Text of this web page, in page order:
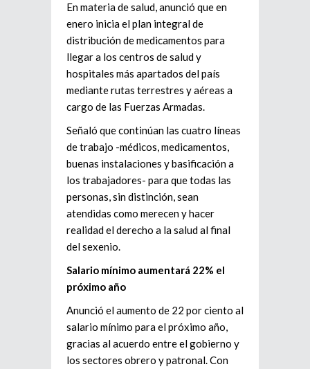
En materia de salud, anunció que en
enero inicia el plan integral de
distribución de medicamentos para
llegar a los centros de salud y
hospitales más apartados del país
mediante rutas terrestres y aéreas a
cargo de las Fuerzas Armadas.
Señaló que continúan las cuatro líneas
de trabajo -médicos, medicamentos,
buenas instalaciones y basificación a
los trabajadores- para que todas las
personas, sin distinción, sean
atendidas como merecen y hacer
realidad el derecho a la salud al final
del sexenio.
Salario mínimo aumentará 22% el
próximo año
Anunció el aumento de 22 por ciento al
salario mínimo para el próximo año,
gracias al acuerdo entre el gobierno y
los sectores obrero y patronal. Con